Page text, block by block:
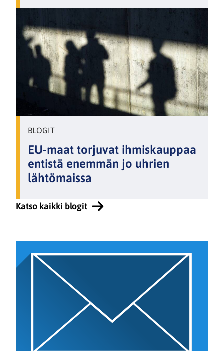
BLOGIT
EU-maat torjuvat ihmiskauppaa
entistä enemmän jo uhrien
lähtömaissa
Katso kaikki blogit